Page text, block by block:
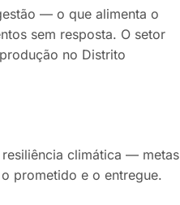
— o que alimenta o
sem resposta. O setor
no Distrito
climática — metas
prometido e o entregue.